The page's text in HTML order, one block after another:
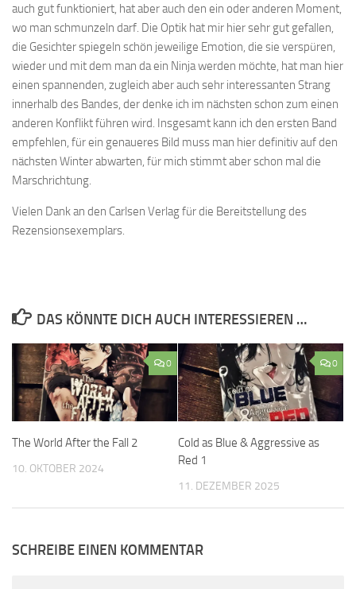
auch gut funktioniert, hat aber auch den ein oder anderen Moment,
wo man schmunzeln darf. Die Optik hat mir hier sehr gut gefallen,
die Gesichter spiegeln schön jeweilige Emotion, die sie verspüren,
wieder und mit dem man da ein Ninja werden möchte, hat man hier
einen spannenden, zugleich aber auch sehr interessanten Strang
innerhalb des Bandes, der denke ich im nächsten schon zum einen
anderen Konflikt führen wird. Insgesamt kann ich den ersten Band
empfehlen, für ein genaueres Bild muss man hier definitiv auf den
nächsten Winter abwarten, für mich stimmt aber schon mal die
Marschrichtung.
Vielen Dank an den Carlsen Verlag für die Bereitstellung des
Rezensionsexemplars.
DAS KÖNNTE DICH AUCH INTERESSIEREN …
0
The World After the Fall 2
10. OKTOBER 2024
0
Cold as Blue & Aggressive as
Red 1
11. DEZEMBER 2025
SCHREIBE EINEN KOMMENTAR